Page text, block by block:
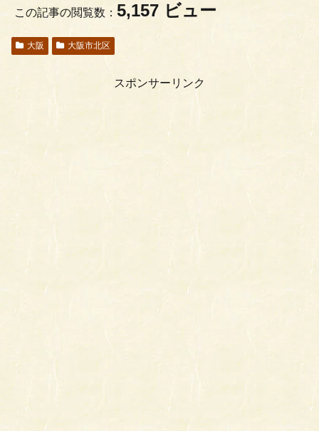
この記事の閲覧数： 5,157 ビュー
大阪 大阪市北区
スポンサーリンク